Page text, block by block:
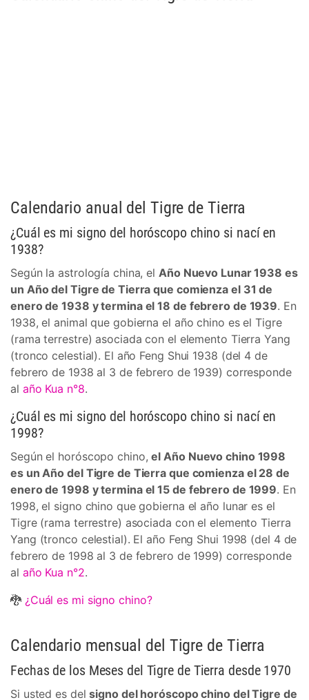
Calendario anual del Tigre de Tierra
¿Cuál es mi signo del horóscopo chino si nací en
1938?
Según la astrología china, el Año Nuevo Lunar 1938 es
un Año del Tigre de Tierra que comienza el 31 de
enero de 1938 y termina el 18 de febrero de 1939. En
1938, el animal que gobierna el año chino es el Tigre
(rama terrestre) asociada con el elemento Tierra Yang
(tronco celestial). El año Feng Shui 1938 (del 4 de
febrero de 1938 al 3 de febrero de 1939) corresponde
al año Kua n°8.
¿Cuál es mi signo del horóscopo chino si nací en
1998?
Según el horóscopo chino,el Año Nuevo chino 1998
es un Año del Tigre de Tierra que comienza el 28 de
enero de 1998 y termina el 15 de febrero de 1999. En
1998, el signo chino que gobierna el año lunar es el
Tigre (rama terrestre) asociada con el elemento Tierra
Yang (tronco celestial). El año Feng Shui 1998 (del 4 de
febrero de 1998 al 3 de febrero de 1999) corresponde
al año Kua n°2.
🐉 ¿Cuál es mi signo chino?
Calendario mensual del Tigre de Tierra
Fechas de los Meses del Tigre de Tierra desde 1970
Si usted es delsigno del horóscopo chino del Tigre de